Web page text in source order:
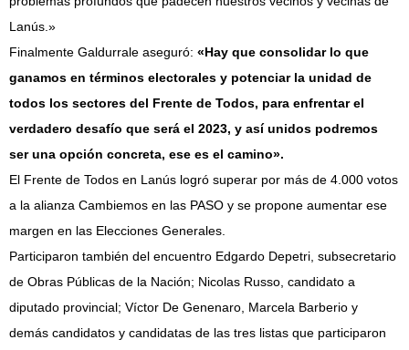
Lanús.»
Finalmente Galdurrale aseguró: «Hay que consolidar lo que
ganamos en términos electorales y potenciar la unidad de
todos los sectores del Frente de Todos, para enfrentar el
verdadero desafío que será el 2023, y así unidos podremos
ser una opción concreta, ese es el camino».
El Frente de Todos en Lanús logró superar por más de 4.000 votos
a la alianza Cambiemos en las PASO y se propone aumentar ese
margen en las Elecciones Generales.
Participaron también del encuentro Edgardo Depetri, subsecretario
de Obras Públicas de la Nación; Nicolas Russo, candidato a
diputado provincial; Víctor De Genenaro, Marcela Barberio y
demás candidatos y candidatas de las tres listas que participaron